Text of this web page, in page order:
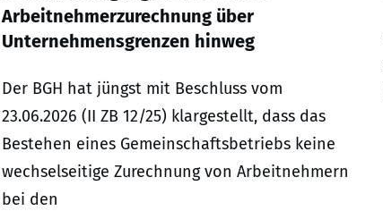
Arbeitnehmerzurechnung über
Unternehmensgrenzen hinweg
Der BGH hat jüngst mit Beschluss vom
23.06.2026 (II ZB 12/25) klargestellt, dass das
Bestehen eines Gemeinschaftsbetriebs keine
wechselseitige Zurechnung von Arbeitnehmern
bei den